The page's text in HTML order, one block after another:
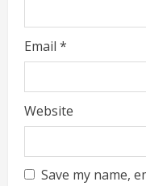
Email *
Website
Save my name,